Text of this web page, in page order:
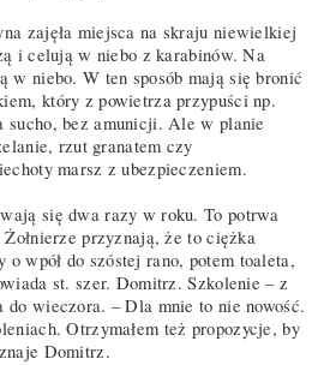
zajęła miejsca na skraju niewielkiej
i celują w niebo z karabinów. Na
w niebo. W ten sposób mają się bronić
który z powietrza przypuści np.
sucho, bez amunicji. Ale w planie
rzut granatem czy
marsz z ubezpieczeniem.
się dwa razy w roku. To potrwa
przyznają, że to ciężka
wpół do szóstej rano, potem toaleta,
st. szer. Domitrz. Szkolenie – z
do wieczora. – Dla mnie to nie nowość.
Otrzymałem też propozycje, by
Domitrz.